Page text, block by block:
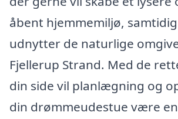
åbent hjemmemiljø,
udnytter de naturlige
Fjellerup Strand. Med de
din side vil planlægning og
din drømmeudestue være